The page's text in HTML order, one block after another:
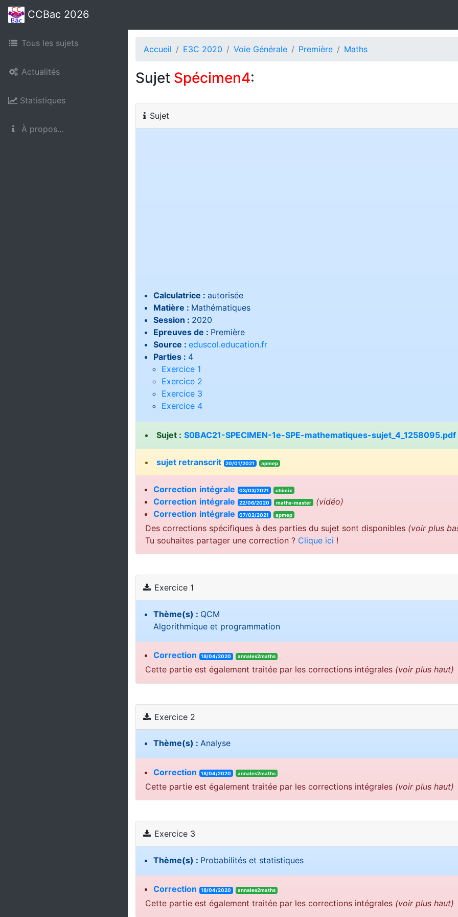
CCBac 2026
Tous les sujets
Actualités
Statistiques
À propos...
Accueil E3C 2020 Voie Générale Première Maths
Sujet Spécimen4:
Sujet
Calculatrice : autorisée
Matière : Mathématiques
Session : 2020
Epreuves de : Première
Source : eduscol.education.fr
Parties : 4
Exercice 1
Exercice 2
Exercice 3
Exercice 4
Sujet : S0BAC21-SPECIMEN-1e-SPE-mathematiques-sujet_4_1258095.pdf
sujet retranscrit 20/01/2021 apmep
Correction intégrale 03/03/2021 chimix
Correction intégrale 22/06/2020 maths-master
(vidéo)
Correction intégrale 07/02/2021 apmep
Des corrections spécifiques à des parties du sujet sont disponibles (voir plus
Tu souhaites partager une correction ? Clique ici !
Exercice 1
Thème(s) : QCM
Algorithmique et programmation
Correction 18/04/2020 annales2maths
Cette partie est également traitée par les corrections intégrales (voir plus haut)
Exercice 2
Thème(s) : Analyse
Correction 18/04/2020 annales2maths
Cette partie est également traitée par les corrections intégrales (voir plus haut)
Exercice 3
Thème(s) : Probabilités et statistiques
Correction 18/04/2020 annales2maths
Cette partie est également traitée par les corrections intégrales (voir plus haut)